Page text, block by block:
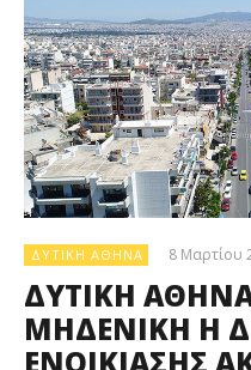
ΔΥΤΙΚΉ ΑΘΉΝΑ 8 Μαρτίου
ΔΥΤΙΚΗ
ΜΗΔΕΝΙΚΗ Η
ΕΝΟΙΚΙΑΣΗΣ